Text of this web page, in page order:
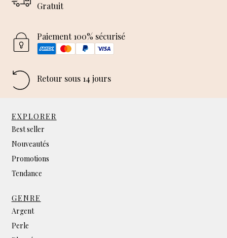
Gratuit
Paiement 100% sécurisé
Retour sous 14 jours
EXPLORER
Best seller
Nouveautés
Promotions
Tendance
GENRE
Argent
Perle